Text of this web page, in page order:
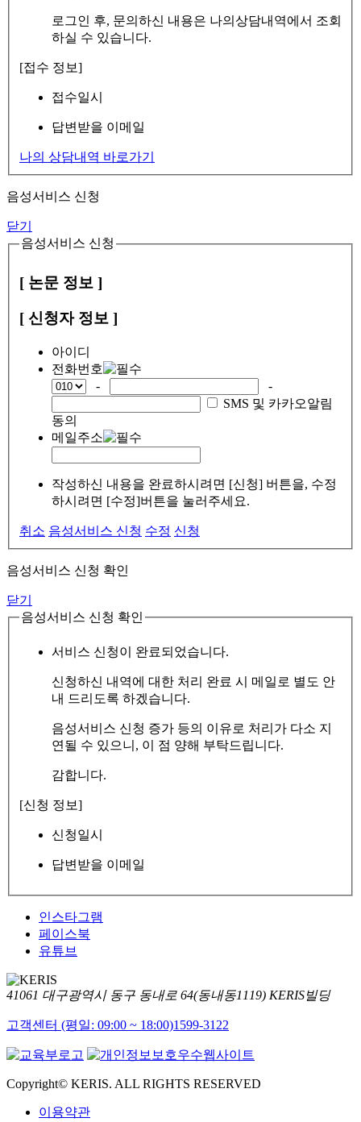
로그인 후, 문의하신 내용은 나의상담내역에서 조회
하실 수 있습니다.
[접수 정보]
접수일시
답변받을 이메일
나의 상담내역 바로가기
음성서비스 신청
닫기
음성서비스 신청
[ 논문 정보 ]
[ 신청자 정보 ]
아이디
전화번호
-
-
SMS 및 카카오알림
동의
메일주소
작성하신 내용을 완료하시려면 [신청] 버튼을, 수정
하시려면 [수정]버튼을 눌러주세요.
취소 음성서비스 신청 수정 신청
음성서비스 신청 확인
닫기
음성서비스 신청 확인
서비스 신청이 완료되었습니다.
신청하신 내역에 대한 처리 완료 시 메일로 별도 안
내 드리도록 하겠습니다.
음성서비스 신청 증가 등의 이유로 처리가 다소 지
연될 수 있으니, 이 점 양해 부탁드립니다.
감합니다.
[신청 정보]
신청일시
답변받을 이메일
인스타그램
페이스북
유튜브
41061 대구광역시 동구 동내로 64(동내동1119) KERIS빌딩
고객센터 (평일: 09:00 ~ 18:00)1599-3122
Copyright© KERIS. ALL RIGHTS RESERVED
이용약관